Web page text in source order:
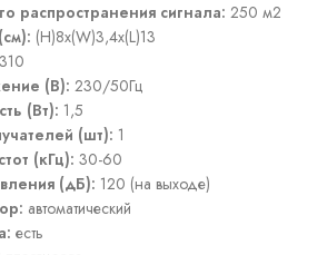
распространения сигнала: 250 м2
(H)8x(W)3,4x(L)13
310
(В): 230/50Гц
(Вт): 1,5
(шт): 1
(кГц): 30-60
(дБ): 120 (на выходе)
автоматический
есть